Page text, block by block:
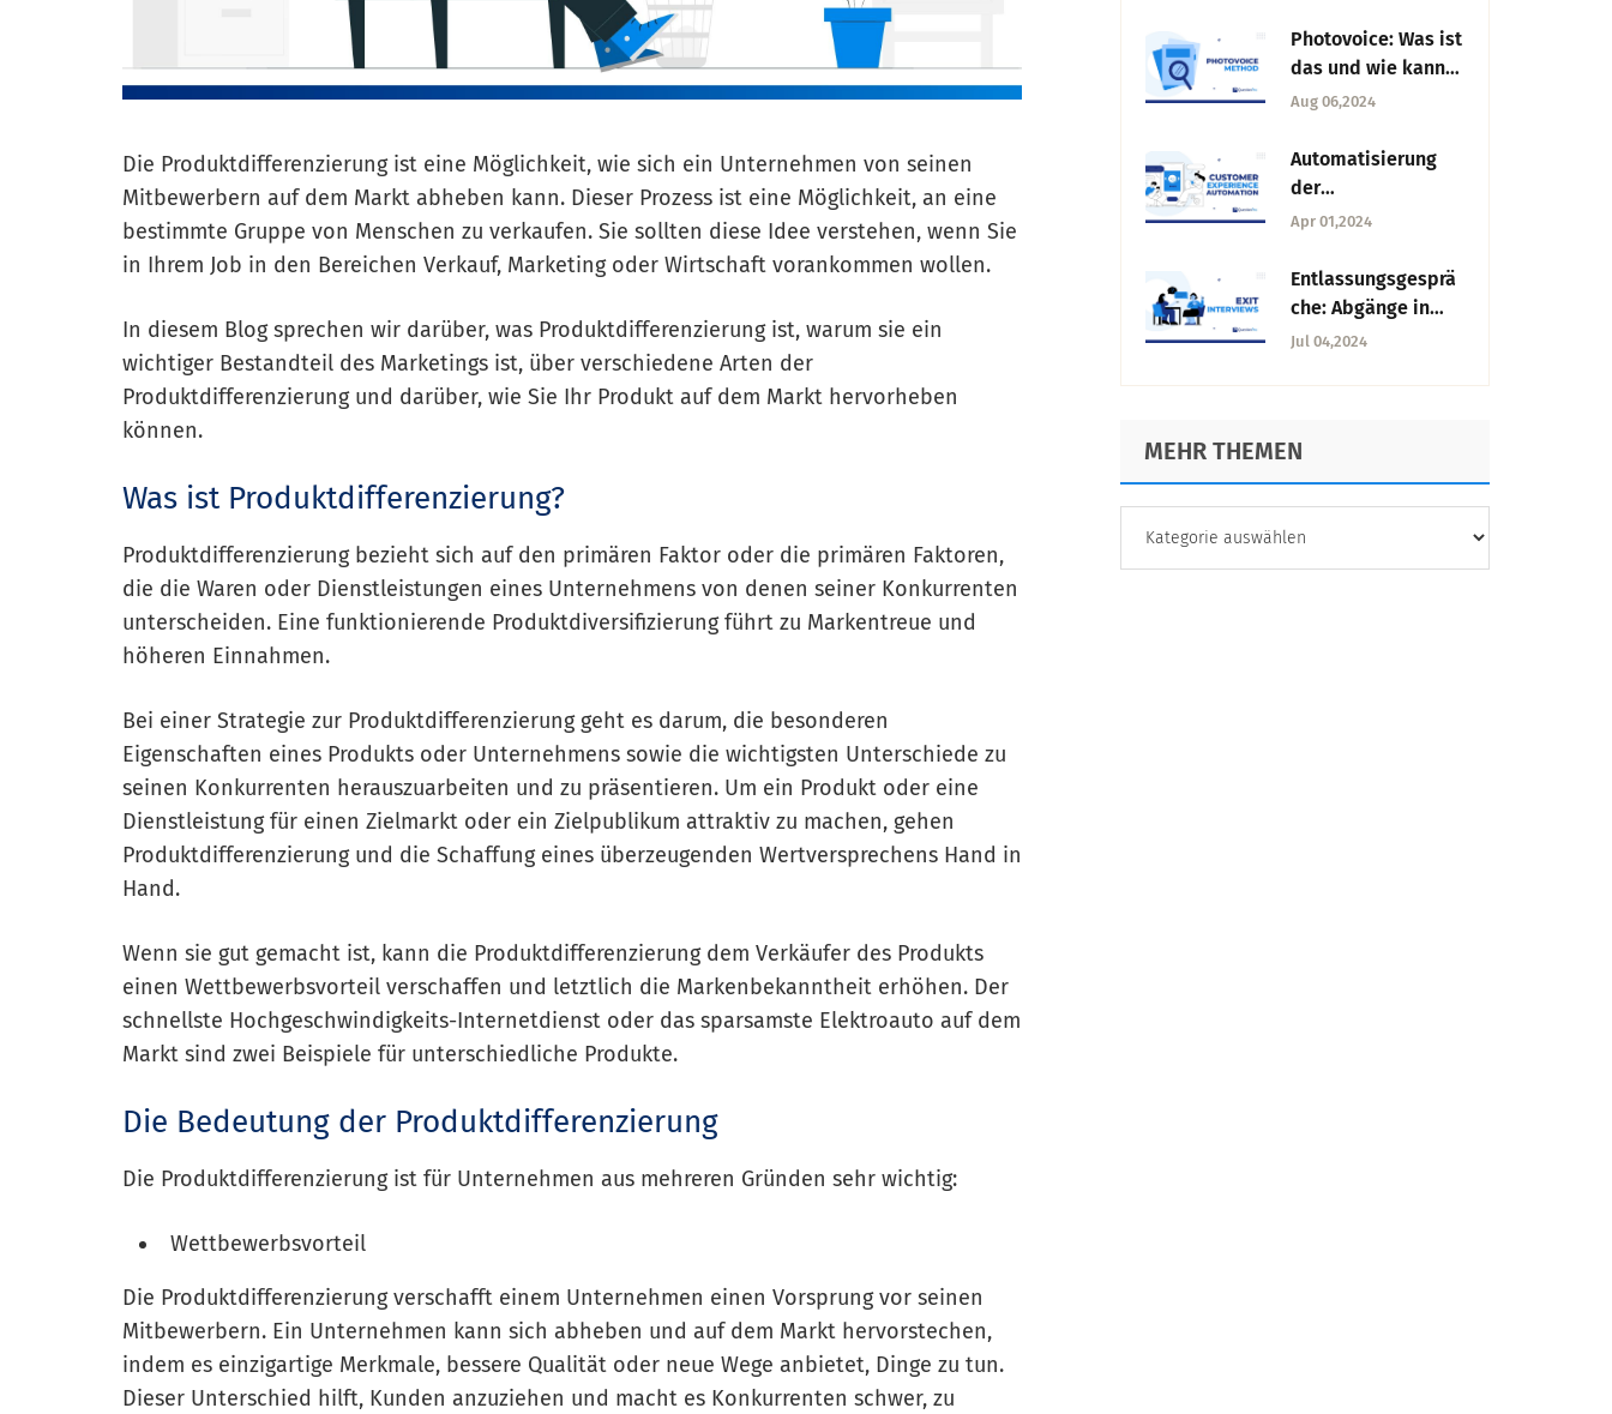
Die Produktdifferenzierung ist eine Möglichkeit, wie sich ein Unternehmen von seinen
Mitbewerbern auf dem Markt abheben kann. Dieser Prozess ist eine Möglichkeit, an eine
bestimmte Gruppe von Menschen zu verkaufen. Sie sollten diese Idee verstehen, wenn Sie
in Ihrem Job in den Bereichen Verkauf, Marketing oder Wirtschaft vorankommen wollen.
In diesem Blog sprechen wir darüber, was Produktdifferenzierung ist, warum sie ein
wichtiger Bestandteil des Marketings ist, über verschiedene Arten der
Produktdifferenzierung und darüber, wie Sie Ihr Produkt auf dem Markt hervorheben
können.
Was ist Produktdifferenzierung?
Produktdifferenzierung bezieht sich auf den primären Faktor oder die primären Faktoren,
die die Waren oder Dienstleistungen eines Unternehmens von denen seiner Konkurrenten
unterscheiden. Eine funktionierende Produktdiversifizierung führt zu Markentreue und
höheren Einnahmen.
Bei einer Strategie zur Produktdifferenzierung geht es darum, die besonderen
Eigenschaften eines Produkts oder Unternehmens sowie die wichtigsten Unterschiede zu
seinen Konkurrenten herauszuarbeiten und zu präsentieren. Um ein Produkt oder eine
Dienstleistung für einen Zielmarkt oder ein Zielpublikum attraktiv zu machen, gehen
Produktdifferenzierung und die Schaffung eines überzeugenden Wertversprechens Hand in
Hand.
Wenn sie gut gemacht ist, kann die Produktdifferenzierung dem Verkäufer des Produkts
einen Wettbewerbsvorteil verschaffen und letztlich die Markenbekanntheit erhöhen. Der
schnellste Hochgeschwindigkeits-Internetdienst oder das sparsamste Elektroauto auf dem
Markt sind zwei Beispiele für unterschiedliche Produkte.
Die Bedeutung der Produktdifferenzierung
Die Produktdifferenzierung ist für Unternehmen aus mehreren Gründen sehr wichtig:
Wettbewerbsvorteil
Die Produktdifferenzierung verschafft einem Unternehmen einen Vorsprung vor seinen
Mitbewerbern. Ein Unternehmen kann sich abheben und auf dem Markt hervorstechen,
indem es einzigartige Merkmale, bessere Qualität oder neue Wege anbietet, Dinge zu tun.
Dieser Unterschied hilft, Kunden anzuziehen und macht es Konkurrenten schwer, zu
Photovoice: Was ist
das und wie kann
man es in der
einsetzen?
Aug 06,2024
Automatisierung
der
Kundenerfahrung:
Elemente & Tools
Apr 01,2024
Entlassungsgesprä
che: Abgänge in
Chancen
Jul 04,2024
MEHR THEMEN
THEMEN